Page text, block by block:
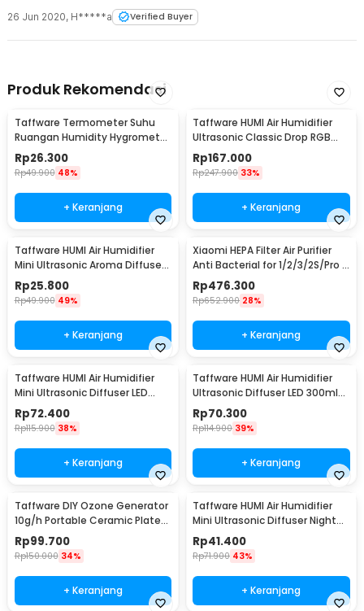
26 Jun 2020, H*****a Verified Buyer
Produk Rekomendasi
Taffware Termometer Suhu
Ruangan Humidity Hygrometer
Clock Calendar - HTC-1
Rp26.300
Rp49.900 48%
+ Keranjang
Taffware HUMI Air Humidifier
Ultrasonic Classic Drop RGB
Adjustable 3L - H98
Rp167.000
Rp247.900 33%
+ Keranjang
Taffware HUMI Air Humidifier
Mini Ultrasonic Aroma Diffuser
130ml - H41
Rp25.800
Rp49.900 49%
+ Keranjang
Xiaomi HEPA Filter Air Purifier
Anti Bacterial for 1/2/3/2S/Pro -
MCR-FLA
Rp476.300
Rp652.900 28%
+ Keranjang
Taffware HUMI Air Humidifier
Mini Ultrasonic Diffuser LED
300ml Remote - H24
Rp72.400
Rp115.900 38%
+ Keranjang
Taffware HUMI Air Humidifier
Ultrasonic Diffuser LED 300ml
with Remote - A770
Rp70.300
Rp114.900 39%
+ Keranjang
Taffware DIY Ozone Generator
10g/h Portable Ceramic Plate
Air Purifier - VO100
Rp99.700
Rp150.000 34%
+ Keranjang
Taffware HUMI Air Humidifier
Mini Ultrasonic Diffuser Night
LED 300ml - H296
Rp41.400
Rp71.900 43%
+ Keranjang